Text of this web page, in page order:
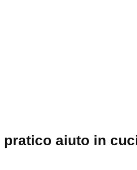
pratico aiuto in